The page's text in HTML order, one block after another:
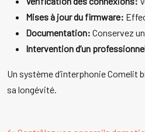
Mises à jour du firmware:
Documentation: Conservez
Intervention d’un
Un système d’interphonie
sa longévité.